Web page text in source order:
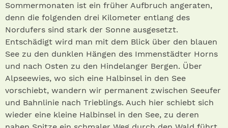
Sommermonaten ist ein früher Aufbruch angeraten,
denn die folgenden drei Kilometer entlang des
Nordufers sind stark der Sonne ausgesetzt.
Entschädigt wird man mit dem Blick über den blauen
See zu den dunklen Hängen des Immenstädter Horns
und nach Osten zu den Hindelanger Bergen. Über
Alpseewies, wo sich eine Halbinsel in den See
vorschiebt, wandern wir permanent zwischen Seeufer
und Bahnlinie nach Trieblings. Auch hier schiebt sich
wieder eine kleine Halbinsel in den See, zu deren